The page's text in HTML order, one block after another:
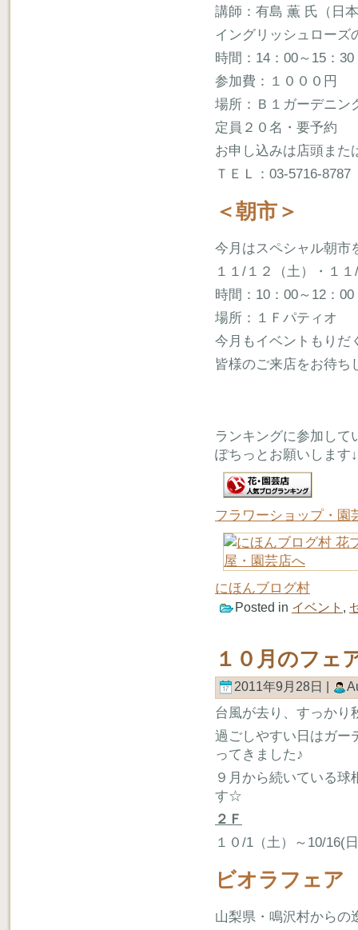
講師：有島 薫 氏（日
イングリッシュローズ
時間：14：00～15：30
参加費：１０００円
場所：Ｂ１ガーデニン
定員２０名・要予約
お申し込みは店頭また
ＴＥＬ：03-5716-8787
＜朝市＞
今月はスペシャル朝市
１１/１２（土）・１
時間：10：00～12：00
場所：１Ｆパティオ
今月もイベントもりだ
皆様のご来店をお待
ランキングに参加して
ぽちっとお願いします↓
フラワーショップ・園
にほんブログ村
Posted in イベント ,
１０月のフェ
2011年9月28日 |
台風が去り、すっかり
過ごしやすい日はガー
ってきました♪
９月から続いている
す☆
２Ｆ
１０/1（土）～10/16(
ビオラフェア
山梨県・鳴沢村からの